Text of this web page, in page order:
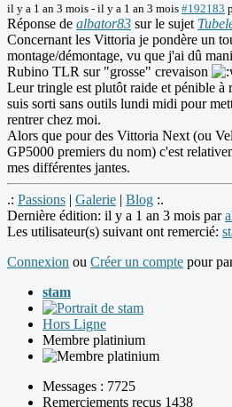
il y a 1 an 3 mois - il y a 1 an 3 mois #192183
Réponse de albator83 sur le sujet
Concernant les Vittoria je pondère un
montage/démontage, vu que j'ai dû
Rubino TLR sur "grosse" crevaison
Leur tringle est plutôt raide et pénible à
suis sorti sans outils lundi midi pour
rentrer chez moi.
Alors que pour des Vittoria Next (ou
GP5000 premiers du nom) c'est
mes différentes jantes.
.: Passions | Galerie | Blog :.
Dernière édition: il y a 1 an 3 mois par
Les utilisateur(s) suivant ont remercié:
Connexion ou Créer un compte pour
stam
Hors Ligne
Membre platinium
Messages : 7725
Remerciements reçus 1438